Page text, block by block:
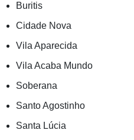
Buritis
Cidade Nova
Vila Aparecida
Vila Acaba Mundo
Soberana
Santo Agostinho
Santa Lúcia